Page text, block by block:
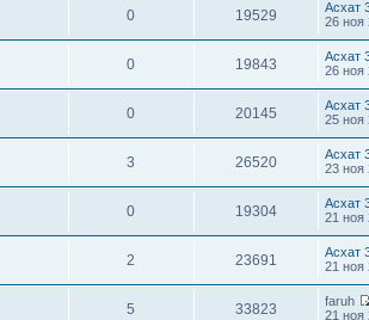
0 19529
Асхат
26 ноя
0 19843
Асхат
26 ноя
0 20145
Асхат
25 ноя
3 26520
Асхат
23 ноя
0 19304
Асхат
21 ноя
2 23691
Асхат
21 ноя
5 33823
faruh
21 ноя